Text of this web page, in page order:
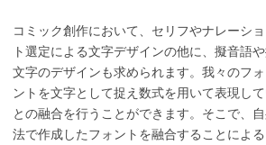
コミック創作において、セリフやナレーシ
ト選定による文字デザインの他に、擬音語
文字のデザインも求められます。我々のフ
ントを文字として捉え数式を用いて表現し
との融合を行うことができます。そこで、
法で作成したフォントを融合することによ